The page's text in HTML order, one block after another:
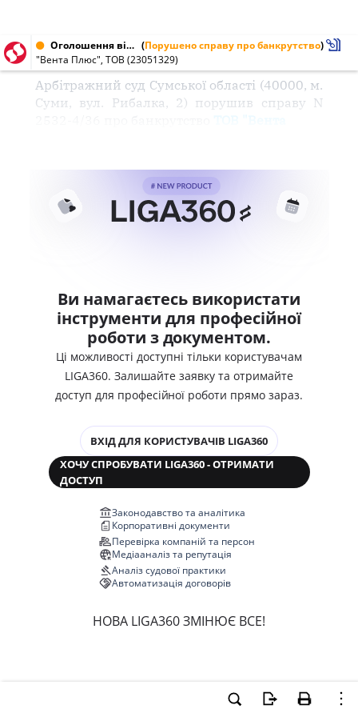
Оголошення від 17.08.2000 № 23051329 (Порушено справу про банкрутство)
"Вента Плюс", ТОВ (23051329)
Арбітражний суд Сумської області (40000, м.
Суми, вул. Рибалка, 2) порушив справу N
Ви намагаєтесь використати
інструменти для професійної
роботи з документом.
Ці можливості доступні тільки користувачам
LIGA360. Залишайте заявку та отримайте
доступ для професійної роботи прямо зараз.
ВХІД ДЛЯ КОРИСТУВАЧІВ LIGA360
ХОЧУ СПРОБУВАТИ LIGA360 - ОТРИМАТИ
ДОСТУП
Законодавство та аналітика
Корпоративні документи
Перевірка компаній та персон
Медіааналіз та репутація
Аналіз судової практики
Автоматизація договорів
НОВА LIGA360 ЗМІНЮЄ ВСЕ!